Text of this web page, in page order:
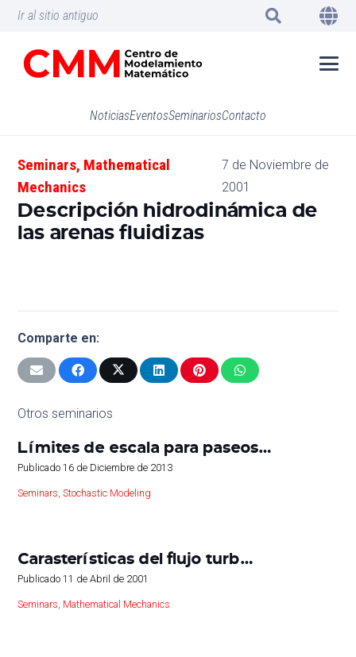
Ir al sitio antiguo
NoticiasEventosSeminariosContacto
Seminars, Mathematical
Mechanics
7 de Noviembre de
2001
Descripción hidrodinámica de
las arenas fluidizas
Comparte en:
Otros seminarios
Límites de escala para paseos…
Publicado16 de Diciembre de 2013
Seminars ,Stochastic Modeling
Carasterísticas del flujo turb…
Publicado11 de Abril de 2001
Seminars Mathematical Mechanics